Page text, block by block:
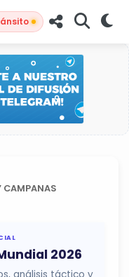
CAMPANAS
2026